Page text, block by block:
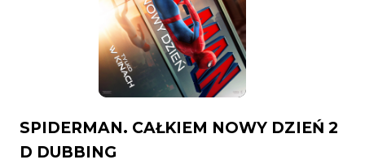
SPIDERMAN. CAŁKIEM NOWY DZIEŃ 2
D DUBBING